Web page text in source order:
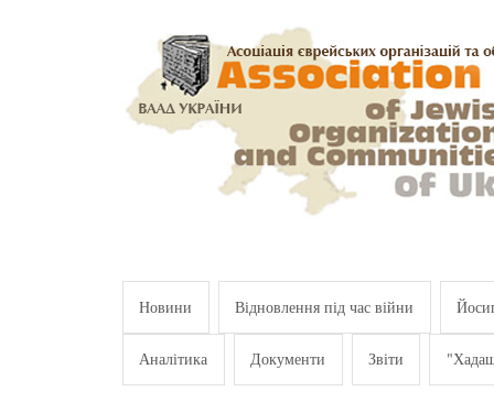
Новини Відновлення під час війни
Аналітика Документи Звіти